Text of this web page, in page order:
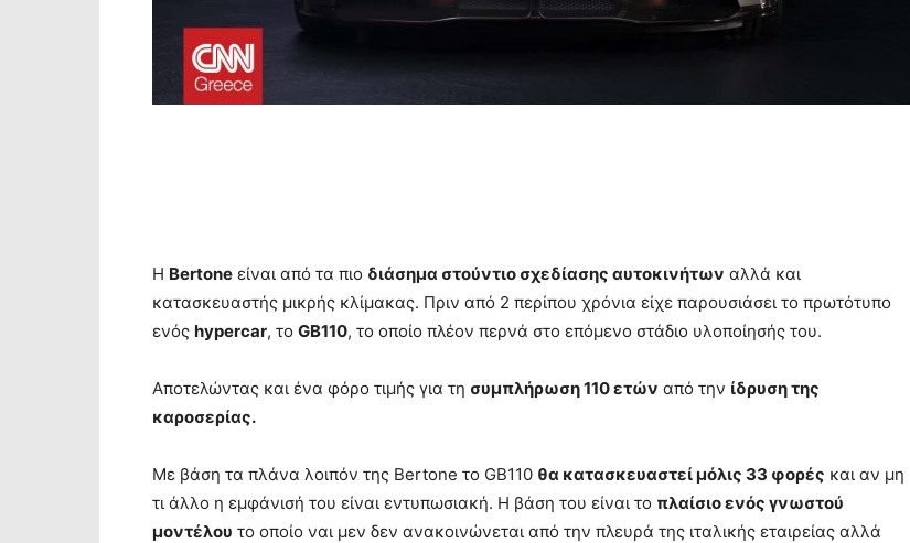
H Bertone είναι από τα πιο διάσημα στούντιο σχεδίασης αυτοκινήτων αλλά και
κατασκευαστής μικρής κλίμακας. Πριν από 2 περίπου χρόνια είχε παρουσιάσει το πρωτότυπο
ενός hypercar, το GB110, το οποίο πλέον περνά στο επόμενο στάδιο υλοποίησής του.
Αποτελώντας και ένα φόρο τιμής για τη συμπλήρωση 110 ετών από την ίδρυση της
καροσερίας.
Με βάση τα πλάνα λοιπόν της Bertone το GB110 θα κατασκευαστεί μόλις 33 φορές και αν μη
τι άλλο η εμφάνισή του είναι εντυπωσιακή. Η βάση του είναι το πλαίσιο ενός γνωστού
μοντέλου το οποίο ναι μεν δεν ανακοινώνεται από την πλευρά της ιταλικής εταιρείας αλλά